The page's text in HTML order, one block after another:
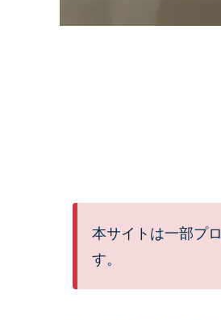
本サイトは一部プ
す。